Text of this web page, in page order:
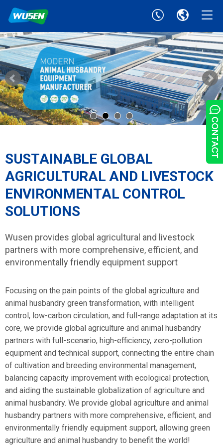
SUSTAINABLE GLOBAL
AGRICULTURAL AND LIVESTOCK
ENVIRONMENTAL CONTROL
SOLUTIONS
Wusen provides global agricultural and livestock
partners with more comprehensive, efficient, and
environmentally friendly equipment support
Focusing on the pain points of the global agriculture and
animal husbandry green transformation, with intelligent
control, low-carbon circulation, and full-range adaptation at its
core, we provide global agriculture and animal husbandry
partners with full-scenario, high-efficiency, zero-pollution
equipment and technical support, connecting the entire chain
of cultivation and breeding environmental management,
balancing capacity improvement with ecological protection,
and aiding the sustainable globalization of agriculture and
animal husbandry. We provide global agriculture and animal
husbandry partners with more comprehensive, efficient, and
environmentally friendly equipment support, allowing green
agriculture and animal husbandry to benefit the world!